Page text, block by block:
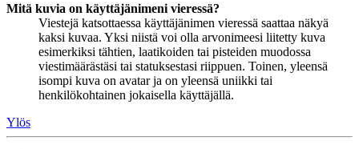
Mitä kuvia on käyttäjänimeni vieressä?
Viestejä katsottaessa käyttäjänimen vieressä saattaa näkyä
kaksi kuvaa. Yksi niistä voi olla arvonimeesi liitetty kuva
esimerkiksi tähtien, laatikoiden tai pisteiden muodossa
viestimäärästäsi tai statuksestasi riippuen. Toinen, yleensä
isompi kuva on avatar ja on yleensä uniikki tai
henkilökohtainen jokaisella käyttäjällä.
Ylös